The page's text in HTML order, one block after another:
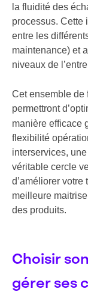
la fluidité des
processus. Cette
entre les
maintenance) et
niveaux de
Cet ensemble de
permettront
manière efficace
flexibilité
interservices,
véritable cercle
d’améliorer
meilleure
des produits.
Choisir
gérer ses